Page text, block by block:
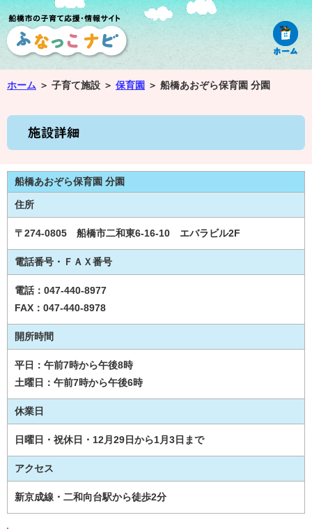
ホーム ＞ 子育て施設 ＞ 保育園 ＞ 船橋あおぞら保育園 分園
船橋あおぞら保育園 分園
住所
〒274-0805 船橋市二和東6-16-10 エバラビル2F
電話番号・ＦＡＸ番号
電話：047-440-8977
FAX：047-440-8978
開所時間
平日：午前7時から午後8時
土曜日：午前7時から午後6時
休業日
日曜日・祝休日・12月29日から1月3日まで
アクセス
新京成線・二和向台駅から徒歩2分